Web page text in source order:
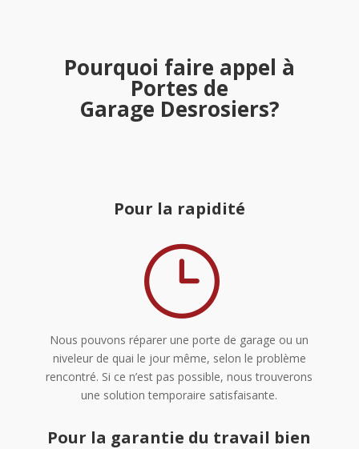
Pourquoi faire appel à
Portes de
Garage Desrosiers?
Pour la rapidité
}
Nous pouvons réparer une porte de garage ou un
niveleur de quai le jour même, selon le problème
rencontré. Si ce n’est pas possible, nous trouverons
une solution temporaire satisfaisante.
Pour la garantie du travail bien